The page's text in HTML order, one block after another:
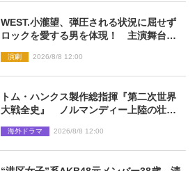
WEST.小瀧望、弾圧される状況に屈せず
ロックを愛する男を体現！ 主演舞台
演劇 2026/8/8 12:00
トム・ハンクス製作総指揮『第二次世界
大戦全史』 ノルマンディー上陸の壮絶
海外ドラマ 2026/8/8 12:00